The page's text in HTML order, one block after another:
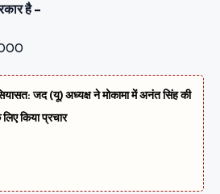
है –
जद (यू) अध्यक्ष ने मोकामा में अनंत सिंह की
किया प्रचार